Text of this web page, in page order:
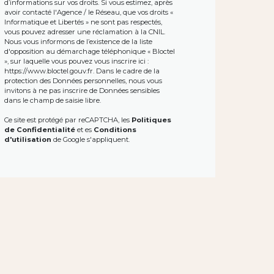
d’informations sur vos droits. Si vous estimez, après
avoir contacté l'Agence / le Réseau, que vos droits «
Informatique et Libertés » ne sont pas respectés,
vous pouvez adresser une réclamation à la CNIL.
Nous vous informons de l’existence de la liste
d'opposition au démarchage téléphonique « Bloctel
», sur laquelle vous pouvez vous inscrire ici :
https://www.bloctel.gouv.fr. Dans le cadre de la
protection des Données personnelles, nous vous
invitons à ne pas inscrire de Données sensibles
dans le champ de saisie libre.
Ce site est protégé par reCAPTCHA, les Politiques
de Confidentialitéet es Conditions
d'utilisation de Google s'appliquent.